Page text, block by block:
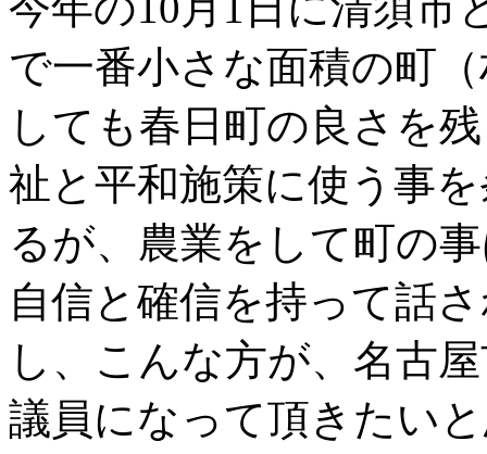
で一番小さな面積の町
しても春日町の良さを
祉と平和施策に使う事
るが、農業をして町の
自信と確信を持って話
し、こんな方が、名古
議員になって頂きたい